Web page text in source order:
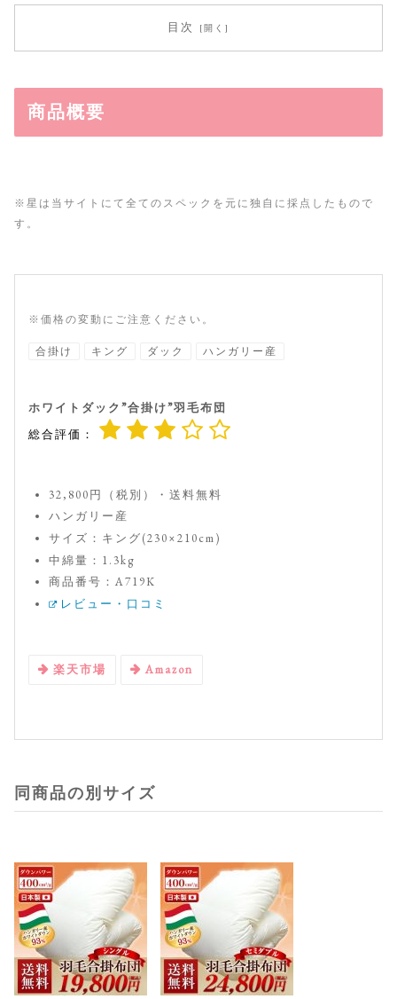
目次
商品概要
※星は当サイトにて全てのスペックを元に独自に採点したもので
す。
※価格の変動にご注意ください。
合掛け キング ダック ハンガリー産
ホワイトダック”合掛け”羽毛布団
総合評価：
32,800円（税別）・送料無料
ハンガリー産
サイズ：キング(230×210cm)
中綿量：1.3kg
商品番号：A719K
レビュー・口コミ
楽天市場 Amazon
同商品の別サイズ